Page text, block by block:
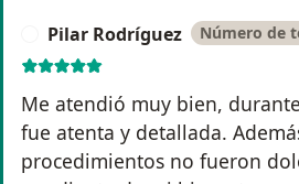
Pilar Rodríguez Número de
Me atendió muy bien,
fue atenta y detallada.
procedimientos no fueron